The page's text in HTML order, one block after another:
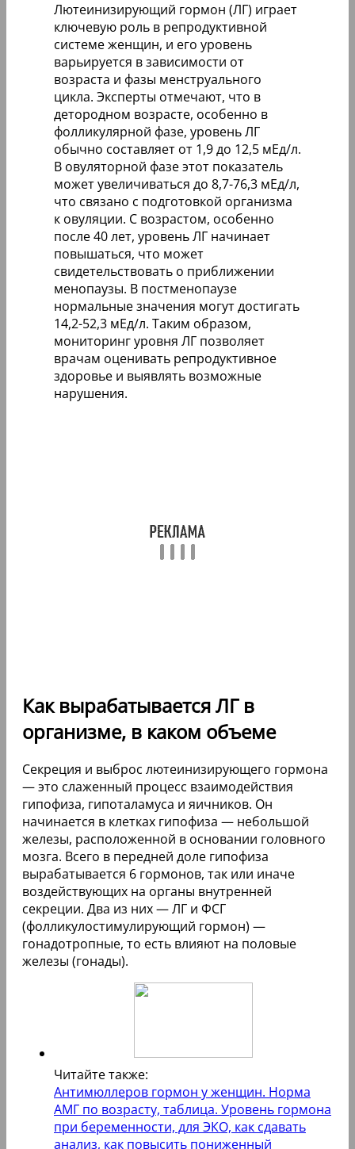
Лютеинизирующий гормон (ЛГ) играет
ключевую роль в репродуктивной
системе женщин, и его уровень
варьируется в зависимости от
возраста и фазы менструального
цикла. Эксперты отмечают, что в
детородном возрасте, особенно в
фолликулярной фазе, уровень ЛГ
обычно составляет от 1,9 до 12,5 мЕд/л.
В овуляторной фазе этот показатель
может увеличиваться до 8,7-76,3 мЕд/л,
что связано с подготовкой организма
к овуляции. С возрастом, особенно
после 40 лет, уровень ЛГ начинает
повышаться, что может
свидетельствовать о приближении
менопаузы. В постменопаузе
нормальные значения могут достигать
14,2-52,3 мЕд/л. Таким образом,
мониторинг уровня ЛГ позволяет
врачам оценивать репродуктивное
здоровье и выявлять возможные
нарушения.
Как вырабатывается ЛГ в
организме, в каком объеме
Секреция и выброс лютеинизирующего гормона
— это слаженный процесс взаимодействия
гипофиза, гипоталамуса и яичников. Он
начинается в клетках гипофиза — небольшой
железы, расположенной в основании головного
мозга. Всего в передней доле гипофиза
вырабатывается 6 гормонов, так или иначе
воздействующих на органы внутренней
секреции. Два из них — ЛГ и ФСГ
(фолликулостимулирующий гормон) —
гонадотропные, то есть влияют на половые
железы (гонады).
Читайте также:
Антимюллеров гормон у женщин. Норма
АМГ по возрасту, таблица. Уровень гормона
при беременности, для ЭКО, как сдавать
анализ, как повысить пониженный